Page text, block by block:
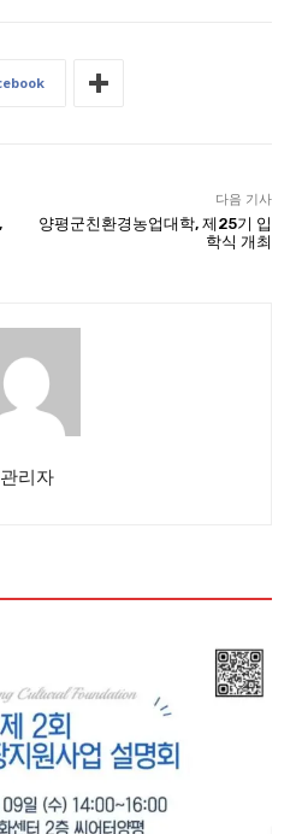
다음 기사
양평군친환경농업대학, 제25기 입
학식 개최
관리자